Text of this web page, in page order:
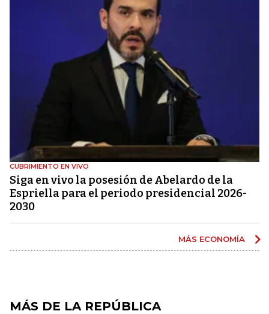
CUBRIMIENTO EN VIVO
Siga en vivo la posesión de Abelardo de la
Espriella para el periodo presidencial 2026-
2030
MÁS ECONOMÍA
MÁS DE LA REPÚBLICA